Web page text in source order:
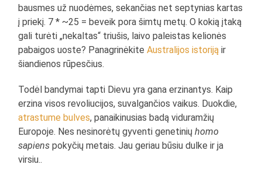
bausmes už nuodėmes, sekančias net septynias kartas
į priekį. 7 * ~25 = beveik pora šimtų metų. O kokią įtaką
gali turėti „nekaltas“ triušis, laivo paleistas kelionės
pabaigos uoste? PanagrinėkiteAustralijos istoriją ir
šiandienos rūpesčius.
Todėl bandymai tapti Dievu yra gana erzinantys. Kaip
erzina visos revoliucijos, suvalgančios vaikus. Duokdie,
atrastume bulves, panaikinusias badą viduramžių
Europoje. Nes nesinorėtų gyventi genetiniųhomo
sapiens pokyčių metais. Jau geriau būsiu dulke ir ja
virsiu..